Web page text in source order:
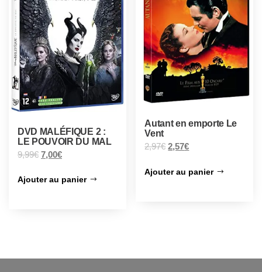
DVD MALÉFIQUE 2 :
LE POUVOIR DU MAL
9,99€ 7,00€
Ajouter au panier
Autant en emporte Le
Vent
2,97€ 2,57€
Ajouter au panier